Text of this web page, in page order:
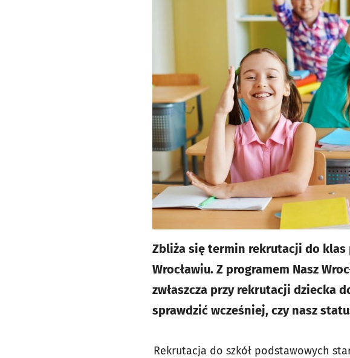
Zbliża się termin rekrutacji do klas
Wrocławiu. Z programem Nasz
zwłaszcza przy rekrutacji dziecka
sprawdzić wcześniej, czy nasz
Rekrutacja do szkół podstawowych